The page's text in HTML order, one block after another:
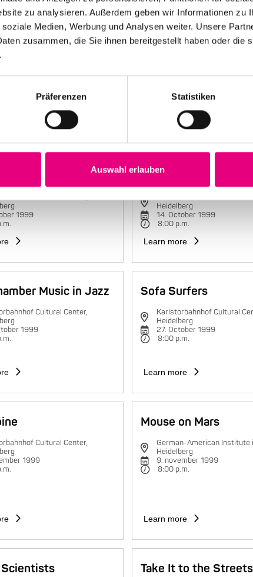
zu analysieren. Außerdem geben wir Informationen zu
Medien, Werbung und Analysen weiter. Unsere
zusammen, die Sie ihnen bereitgestellt haben oder die
Präferenzen Statistiken
Auswahl erlauben
Group
1999
Maria João Trio
Heidelberg
14. October 1999
8:00 p.m.
Learn more
Music in Jazz
Cultural Center,
1999
Sofa Surfers
Karlstorbahnhof Cultural
Heidelberg
27. October 1999
8:00 p.m.
Learn more
Cultural Center,
1999
Mouse on Mars
German-American Institute
Heidelberg
9. november 1999
8:00 p.m.
Learn more
Take It to the